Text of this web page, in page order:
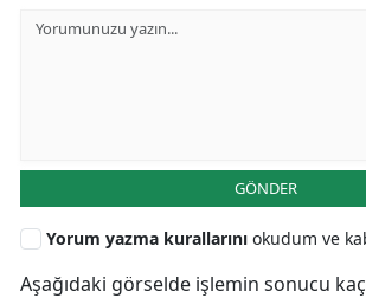
GÖNDER
Yorum yazma kurallarını okudum ve
Aşağıdaki görselde işlemin sonucu